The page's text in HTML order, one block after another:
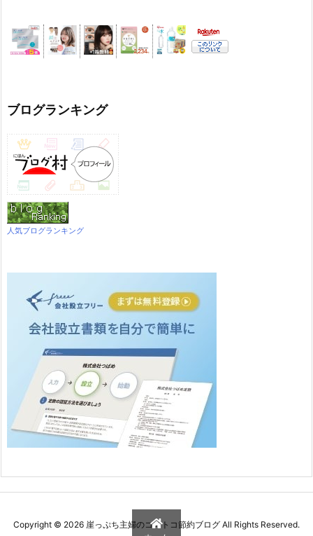
ブログランキング
人気ブログランキング
Copyright © 2026 崖っぷち主婦のコストコ節約ブログ All Rights Reserved.